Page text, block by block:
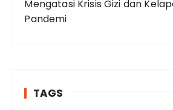
Mengatasi Krisis Gizi dan
Pandemi
TAGS